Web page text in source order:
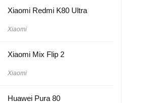
Xiaomi Redmi K80 Ultra
Xiaomi
Xiaomi Mix Flip 2
Xiaomi
Huawei Pura 80